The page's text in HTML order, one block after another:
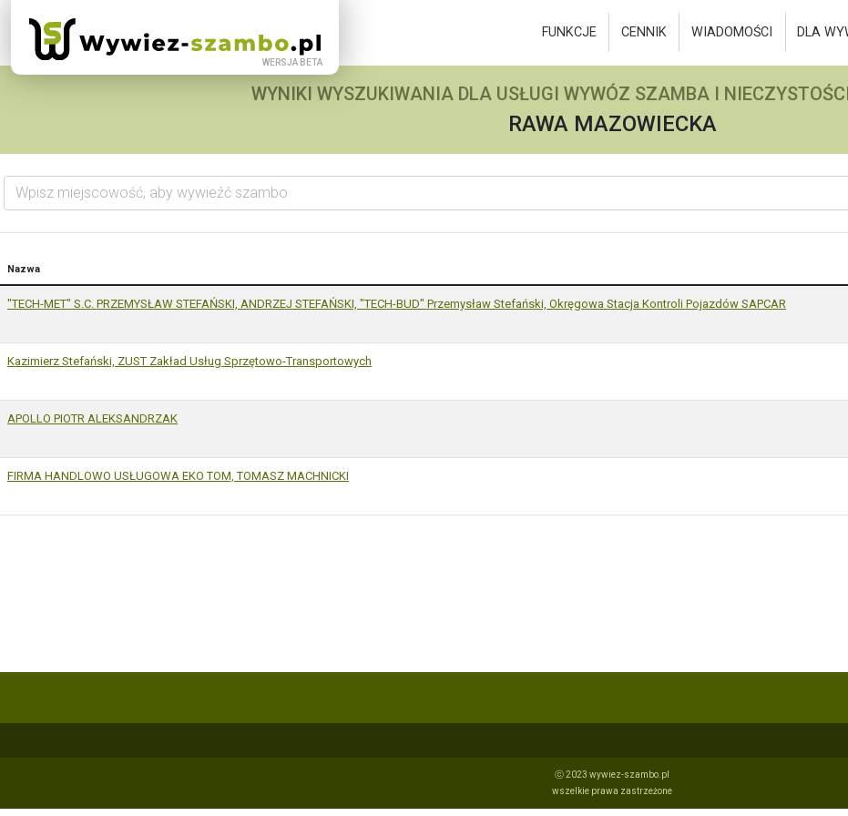
FUNKCJE CENNIK WIADOMOŚCI DLA
WYNIKI WYSZUKIWANIA DLA USŁUGI WYWÓZ SZAMBA I
RAWA MAZOWIECKA
Wpisz miejscowość, aby wywieźć szambo
Nazwa
"TECH-MET" S.C. PRZEMYSŁAW STEFAŃSKI, ANDRZEJ STEFAŃSKI, "TECH-BUD" Przemysław Stefański, Okręgowa Stacja Kontroli Pojazdów SAPCAR
Kazimierz Stefański, ZUST Zakład Usług Sprzętowo-Transportowych
APOLLO PIOTR ALEKSANDRZAK
FIRMA HANDLOWO USŁUGOWA EKO TOM, TOMASZ MACHNICKI
ⓒ 2023 wywiez-szambo.pl
wszelkie prawa zastrzeżone